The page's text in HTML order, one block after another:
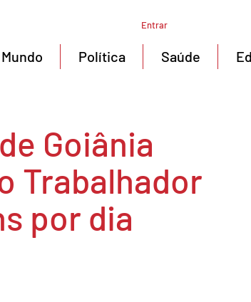
Entrar
Mundo Política Saúde
Goiânia
Trabalhador
por dia